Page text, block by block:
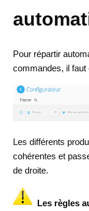
Pour répartir
commandes, il faut
Les différents
cohérentes et
de droite.
Les règles